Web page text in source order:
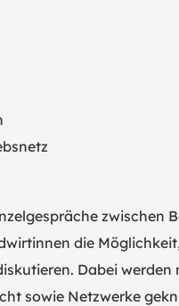
zwischen
die
Dabei
sowie Netzwerke